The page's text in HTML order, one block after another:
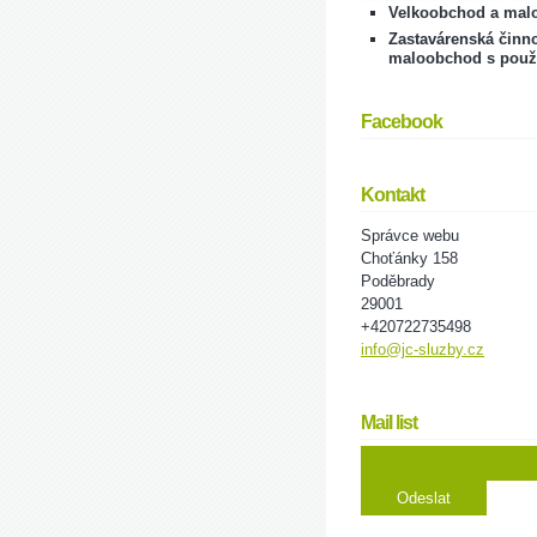
Velkoobchod a
Zastavárenská
maloobchod s
Facebook
Kontakt
Správce webu
Choťánky 158
Poděbrady
29001
+420722735498
info@jc-sluzby.cz
Mail list